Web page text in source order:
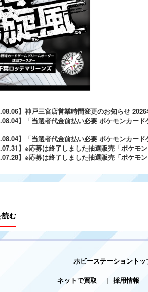
】神戸三宮店営業時間変更のお知らせ
】「当選者代金前払い必要 ポケモンカー
】「当選者代金前払い必要 ポケモンカー
】※応募は終了しました抽選販売「ポケ
】※応募は終了しました抽選販売「ポケ
読む
ホビーステーショントッ
ネットで買取
| 採用情報